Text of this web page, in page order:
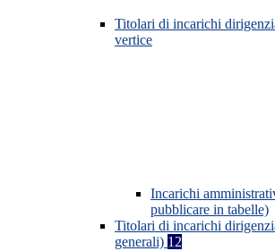
Titolari di incarichi
vertice
Incarichi
pubblicare in tabelle)
Titolari di incarichi
generali) 12